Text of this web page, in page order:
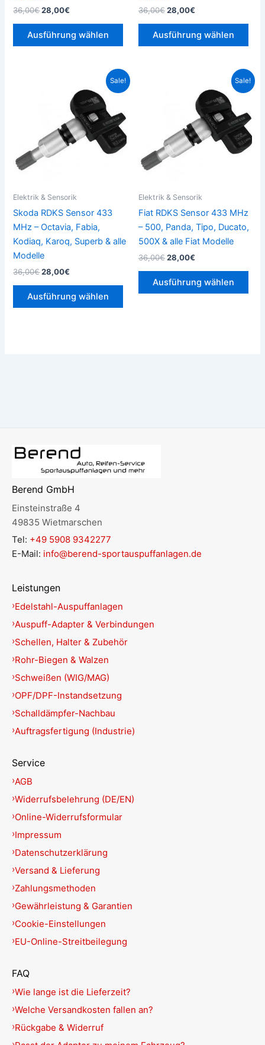
36,00€28,00€
Ausführung wählen
36,00€28,00€
Ausführung wählen
Sale!
Elektrik & Sensorik
Skoda RDKS Sensor 433
MHz – Octavia, Fabia,
Kodiaq, Karoq, Superb & alle
Modelle
36,00€
36,00€
28,00€
ist:
28,00€.
Ausführung wählen
Dieses
Produkt
mehrere
Varianten
auf.
können
Produktseite
werden
Sale!
Elektrik & Sensorik
Fiat RDKS Sensor 433 MHz
– 500, Panda, Tipo, Ducato,
500X & alle Fiat Modelle
36,00€28,00€
ist:
28,00€.
Ausführung wählen
auf.
Berend GmbH
Einsteinstraße 4
49835 Wietmarschen
Tel: +49 5908 9342277
E-Mail: info@berend-sportauspuffanlagen.de
Leistungen
Edelstahl-Auspuffanlagen
Auspuff-Adapter & Verbindungen
Schellen, Halter & Zubehör
Rohr-Biegen & Walzen
Schweißen (WIG/MAG)
OPF/DPF-Instandsetzung
Schalldämpfer-Nachbau
Auftragsfertigung (Industrie)
Service
AGB
Widerrufsbelehrung (DE/EN)
Online-Widerrufsformular
Impressum
Datenschutzerklärung
Versand & Lieferung
Zahlungsmethoden
Gewährleistung & Garantien
Cookie-Einstellungen
EU-Online-Streitbeilegung
FAQ
Wie lange ist die Lieferzeit?
Welche Versandkosten fallen an?
Rückgabe & Widerruf